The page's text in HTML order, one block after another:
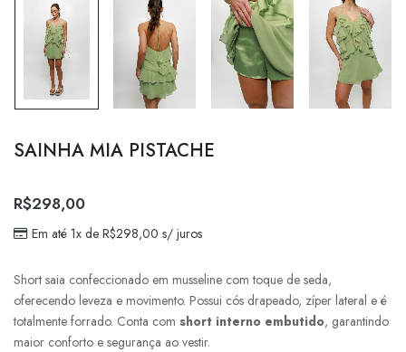
SAINHA MIA PISTACHE
R$298,00
Em até 1x de R$298,00 s/ juros
Short saia confeccionado em musseline com toque de seda,
oferecendo leveza e movimento. Possui cós drapeado, zíper lateral e é
totalmente forrado. Conta com short interno embutido, garantindo
maior conforto e segurança ao vestir.